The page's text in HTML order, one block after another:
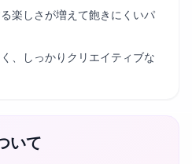
楽しさが増えて飽きにくいパ
、しっかりクリエイティブな
いて